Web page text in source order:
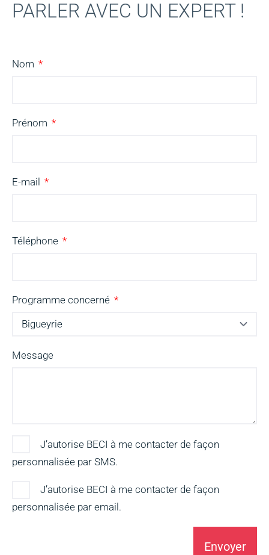
PARLER AVEC UN EXPERT !
Nom
Prénom
E-mail
Téléphone
Programme concerné
Message
J’autorise BECI à me contacter de façon
personnalisée par SMS.
J’autorise BECI à me contacter de façon
personnalisée par email.
Envoyer